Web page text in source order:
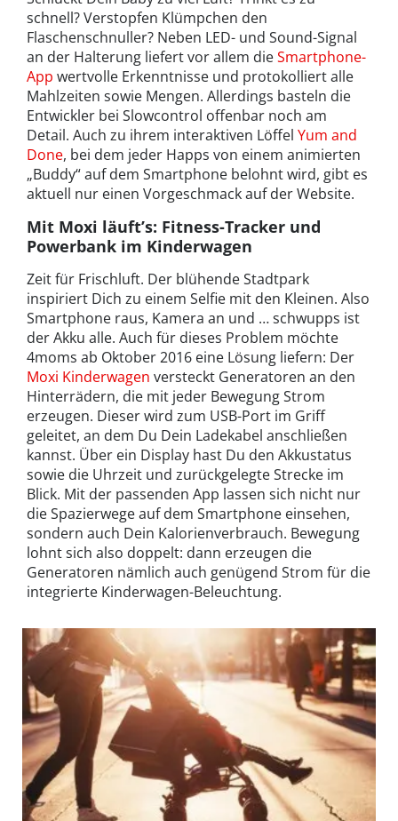
schnell? Verstopfen Klümpchen den
Flaschenschnuller? Neben LED- und Sound-Signal
an der Halterung liefert vor allem dieSmartphone-
App wertvolle Erkenntnisse und protokolliert alle
Mahlzeiten sowie Mengen. Allerdings basteln die
Entwickler bei Slowcontrol offenbar noch am
Detail. Auch zu ihrem interaktiven Löffel Yum and
Done, bei dem jeder Happs von einem animierten
„Buddy“ auf dem Smartphone belohnt wird, gibt es
aktuell nur einen Vorgeschmack auf der Website.
Mit Moxi läuft’s: Fitness-Tracker und
Powerbank im Kinderwagen
Zeit für Frischluft. Der blühende Stadtpark
inspiriert Dich zu einem Selfie mit den Kleinen. Also
Smartphone raus, Kamera an und … schwupps ist
der Akku alle. Auch für dieses Problem möchte
4moms ab Oktober 2016 eine Lösung liefern: Der
Moxi Kinderwagen versteckt Generatoren an den
Hinterrädern, die mit jeder Bewegung Strom
erzeugen. Dieser wird zum USB-Port im Griff
geleitet, an dem Du Dein Ladekabel anschließen
kannst. Über ein Display hast Du den Akkustatus
sowie die Uhrzeit und zurückgelegte Strecke im
Blick. Mit der passenden App lassen sich nicht nur
die Spazierwege auf dem Smartphone einsehen,
sondern auch Dein Kalorienverbrauch. Bewegung
lohnt sich also doppelt: dann erzeugen die
Generatoren nämlich auch genügend Strom für die
integrierte Kinderwagen-Beleuchtung.